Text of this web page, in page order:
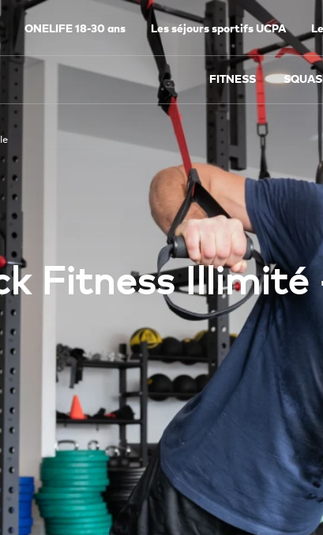
ONELIFE 18-30 ans Les séjours sportifs UCPA
FITNESS
Fitness